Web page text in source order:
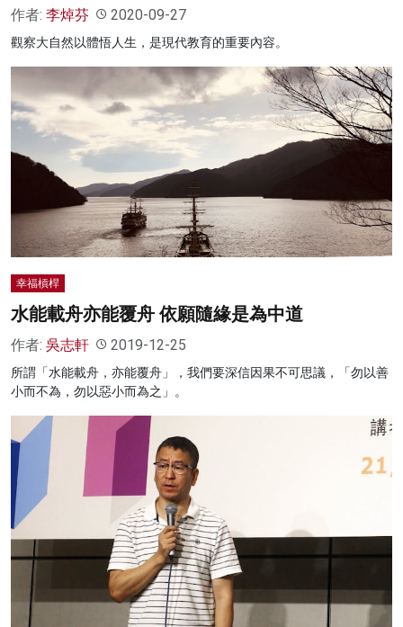
作者: 李焯芬 2020-09-27
觀察大自然以體悟人生，是現代教育的重要內容。
幸福槓桿
水能載舟亦能覆舟 依願隨緣是為中道
作者: 吳志軒 2019-12-25
所謂「水能載舟，亦能覆舟」，我們要深信因果不可思議，「勿以善
小而不為，勿以惡小而為之」。